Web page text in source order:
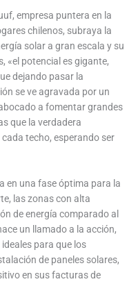
empresa puntera en la
chilenos, subraya la
solar a gran escala y su
«el potencial es gigante,
dejando pasar la
se ve agravada por un
a fomentar grandes
que la verdadera
techo, esperando ser
en una fase óptima para la
las zonas con alta
de energía comparado al
un llamado a la acción,
para que los
de paneles solares,
en sus facturas de